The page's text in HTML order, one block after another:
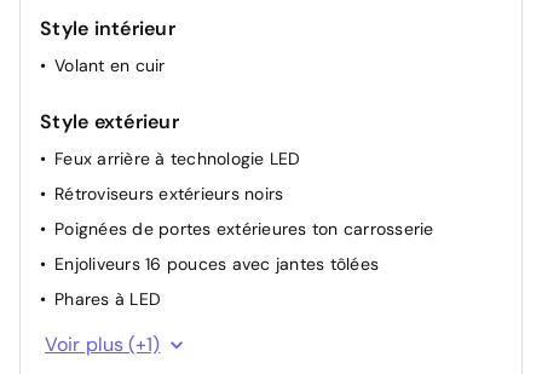
Freinage actif d’urgence
Apple CarPlay + AndroidAuto
Régulateur et limiteur de vitesse
Style intérieur
Volant en cuir
Style extérieur
Feux arrière à technologie LED
Rétroviseurs extérieurs noirs
Poignées de portes extérieures ton carrosserie
Enjoliveurs 16 pouces avec jantes tôlées
Phares à LED
Feux de jour à LED
Voir plus (+1)